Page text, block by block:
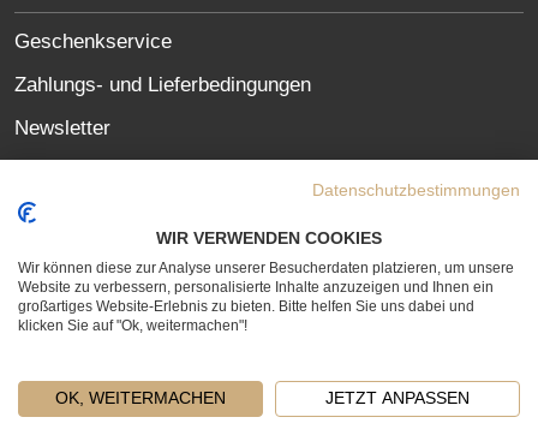
LINKS
SITE
LINKS
Geschenkservice
Zahlungs- und Lieferbedingungen
Newsletter
Datenschutzerklärung
Erklärung zur Barrierefreiheit
Widerrufsrecht
LEGAL
KONTAKT AGB IMPRESSUM
Datenschutzbestimmungen
WIR VERWENDEN COOKIES
Wir können diese zur Analyse unserer Besucherdaten platzieren, um unsere
Website zu verbessern, personalisierte Inhalte anzuzeigen und Ihnen ein
großartiges Website-Erlebnis zu bieten. Bitte helfen Sie uns dabei und
klicken Sie auf "Ok, weitermachen"!
OK, WEITERMACHEN JETZT ANPASSEN